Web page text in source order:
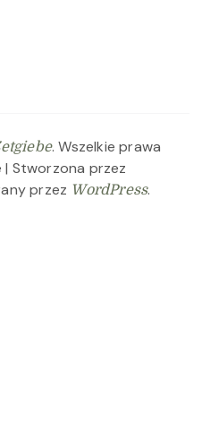
. Wszelkie prawa
| Stworzona przez
przez WordPress.